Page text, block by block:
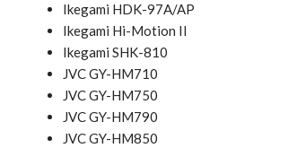
Ikegami HDK-97A/AP
Ikegami Hi-Motion II
Ikegami SHK-810
JVC GY-HM710
JVC GY-HM750
JVC GY-HM790
JVC GY-HM850